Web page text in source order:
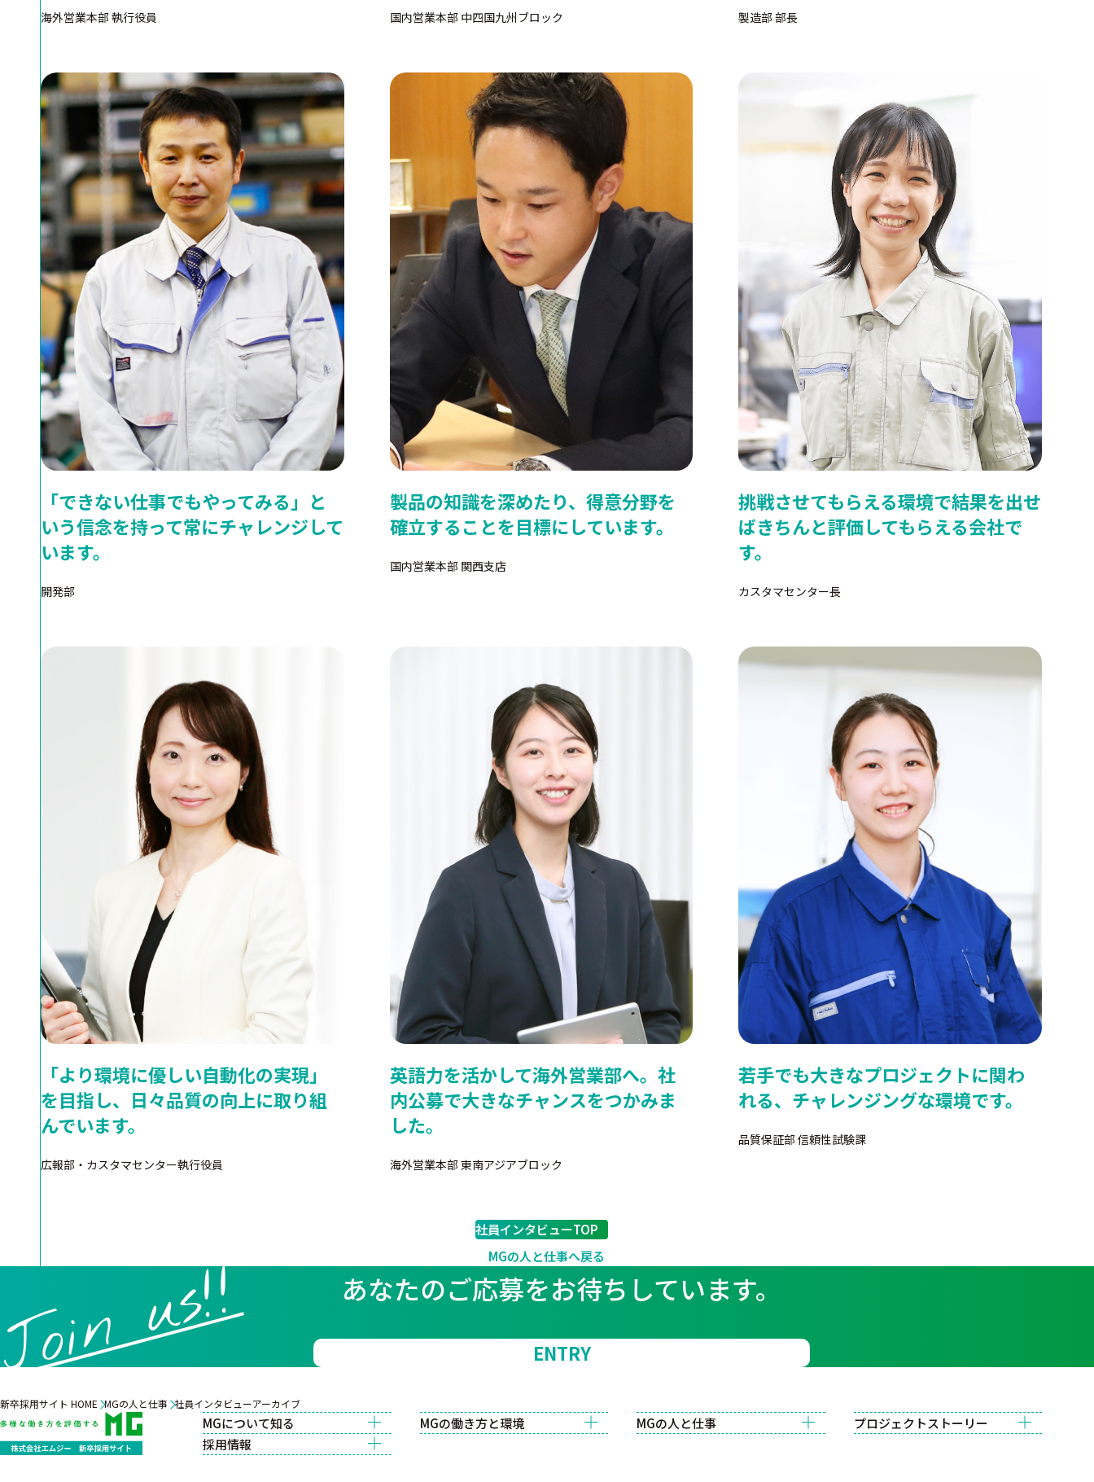
海外営業本部 執行役員 国内営業本部 中四国九州ブロック 製造部 部長
「できない仕事でもやってみる」と
いう信念を持って常にチャレンジして
います。
開発部
製品の知識を深めたり、得意分野を
確立することを目標にしています。
国内営業本部 関西支店
挑戦させてもらえる環境で結果を出せ
ばきちんと評価してもらえる会社で
す。
カスタマセンター長
「より環境に優しい自動化の実現」
を目指し、日々品質の向上に取り組
んでいます。
広報部・カスタマセンター執行役員
英語力を活かして海外営業部へ。社
内公募で大きなチャンスをつかみま
した。
海外営業本部 東南アジアブロック
若手でも大きなプロジェクトに関わ
れる、チャレンジングな環境です。
品質保証部 信頼性試験課
社員インタビューTOP
MGの人と仕事へ戻る
us!! あなたのご応募をお待ちしています。
ENTRY
新卒採用サイト HOME MGの人と仕事 社員インタビューアーカイブ
MGについて知る MGの働き方と環境 MGの人と仕事
プロジェクトストーリー
採用情報